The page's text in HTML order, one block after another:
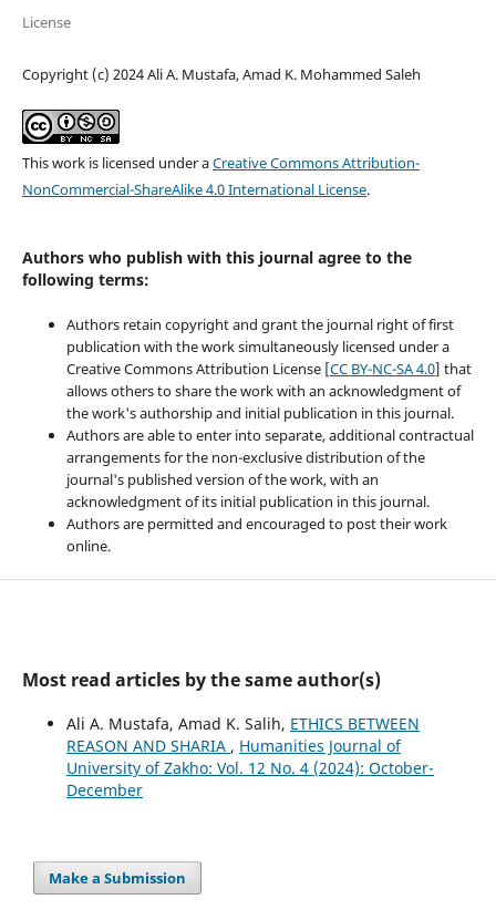
License
Copyright (c) 2024 Ali A. Mustafa, Amad K. Mohammed Saleh
This work is licensed under aCreative Commons Attribution-
NonCommercial-ShareAlike 4.0 International License.
Authors who publish with this journal agree to the
following terms:
Authors retain copyright and grant the journal right of first
publication with the work simultaneously licensed under a
Creative Commons Attribution License [CC BY-NC-SA 4.0] that
allows others to share the work with an acknowledgment of
the work's authorship and initial publication in this journal.
Authors are able to enter into separate, additional contractual
arrangements for the non-exclusive distribution of the
journal's published version of the work, with an
acknowledgment of its initial publication in this journal.
Authors are permitted and encouraged to post their work
online.
Most read articles by the same author(s)
Ali A. Mustafa, Amad K. Salih, ETHICS BETWEEN
REASON AND SHARIA , Humanities Journal of
University of Zakho: Vol. 12 No. 4 (2024): October-
December
Make a Submission